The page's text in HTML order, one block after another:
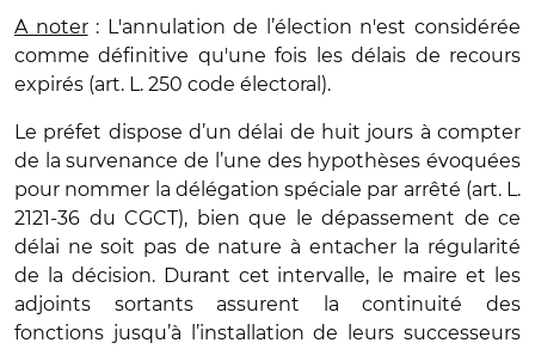
A noter: L'annulation de l’élection n'est considérée
comme définitive qu'une fois les délais de recours
expirés (art. L. 250 code électoral).
Le préfet dispose d’un délai de huit jours à compter
de la survenance de l’une des hypothèses évoquées
pour nommer la délégation spéciale par arrêté (art. L.
2121-36 du CGCT), bien que le dépassement de ce
délai ne soit pas de nature à entacher la régularité
de la décision. Durant cet intervalle, le maire et les
adjoints sortants assurent la continuité des
fonctions jusqu’à l’installation de leurs successeurs